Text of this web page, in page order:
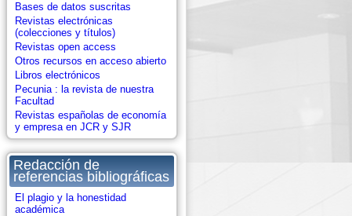
Bases de datos suscritas
Revistas electrónicas
(colecciones y títulos)
Revistas open access
Otros recursos en acceso abierto
Libros electrónicos
Pecunia : la revista de nuestra
Facultad
Revistas españolas de economía
y empresa en JCR y SJR
Redacción de
referencias bibliográficas
El plagio y la honestidad
académica